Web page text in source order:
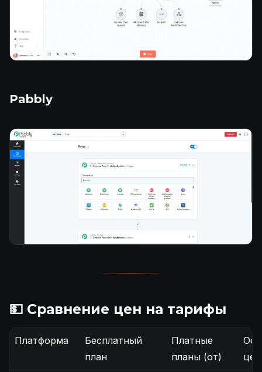
Pabbly
💵 Сравнение цен на тарифы
Платформа
Бесплатный
план
Платные
планы (от)